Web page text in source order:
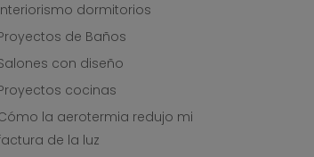
dormitorios
de Baños
con diseño
cocinas
la aerotermia redujo mi
de la luz